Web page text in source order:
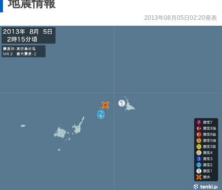
地震情報
2013年08月05日02:20発表